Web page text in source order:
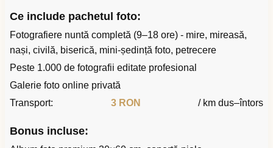
Ce include pachetul foto:
Fotografiere nuntă completă (9–18 ore) - mire, mireasă,
nași, civilă, biserică, mini-ședință foto, petrecere
Peste 1.000 de fotografii editate profesional
Galerie foto online privată
Transport:
3 RON / km dus–întors
Bonus incluse: